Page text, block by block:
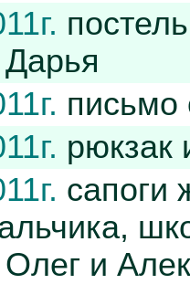
Дарья
рюкзак
сапоги
Олег и